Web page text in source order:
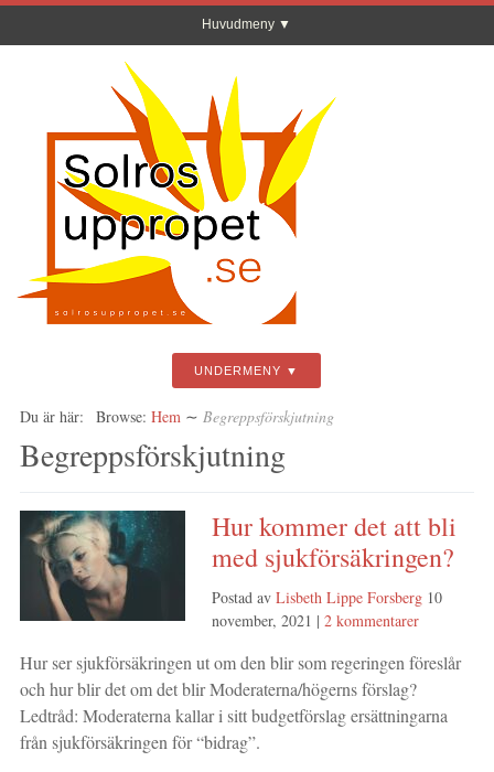
Huvudmeny
UNDERMENY
Du är här: Browse: Hem ∼ Begreppsförskjutning
Begreppsförskjutning
Hur kommer det att bli
med sjukförsäkringen?
Postad av Lisbeth Lippe Forsberg 10
november, 2021 | 2 kommentarer
Hur ser sjukförsäkringen ut om den blir som regeringen föreslår
och hur blir det om det blir Moderaterna/högerns förslag?
Ledtråd: Moderaterna kallar i sitt budgetförslag ersättningarna
från sjukförsäkringen för “bidrag”.